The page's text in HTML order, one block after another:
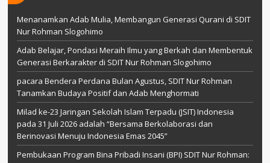
Menanamkan Adab Mulia, Membangun Generasi Qurani di SDIT
Nur Rohman Slogohimo
Adab Belajar, Pondasi Meraih Ilmu yang Berkah dan Membentuk
Generasi Berkarakter di SDIT Nur Rohman Slogohimo
pacara Bendera Perdana Bulan Agustus, SDIT Nur Rohman
Tanamkan Budaya Positif dan Adab Menghormati
Milad ke-23 Jaringan Sekolah Islam Terpadu (JSIT) Indonesia
pada 31 Juli 2026 adalah “Bersama Berkolaborasi dan
Berinovasi Menuju Indonesia Emas 2045”
Pembukaan Program Bina Pribadi Insani (BPI) SDIT Nur Rohman: